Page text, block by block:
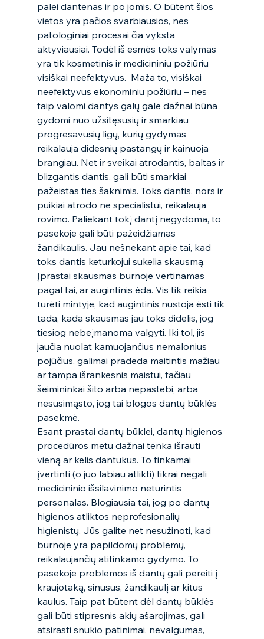
palei dantenas ir po jomis. O būtent šios
vietos yra pačios svarbiausios, nes
patologiniai procesai čia vyksta
aktyviausiai. Todėl iš esmės toks valymas
yra tik kosmetinis ir medicininiu požiūriu
visiškai neefektyvus.  Maža to, visiškai
neefektyvus ekonominiu požiūriu – nes
taip valomi dantys galų gale dažnai būna
gydomi nuo užsitęsusių ir smarkiau
progresavusių ligų, kurių gydymas
reikalauja didesnių pastangų ir kainuoja
brangiau. Net ir sveikai atrodantis, baltas ir
blizgantis dantis, gali būti smarkiai
pažeistas ties šaknimis. Toks dantis, nors ir
puikiai atrodo ne specialistui, reikalauja
rovimo. Paliekant tokį dantį negydoma, to
pasekoje gali būti pažeidžiamas
žandikaulis. Jau nešnekant apie tai, kad
toks dantis keturkojui sukelia skausmą.
Įprastai skausmas burnoje vertinamas
pagal tai, ar augintinis ėda. Vis tik reikia
turėti mintyje, kad augintinis nustoja ėsti tik
tada, kada skausmas jau toks didelis, jog
tiesiog nebeįmanoma valgyti. Iki tol, jis
jaučia nuolat kamuojančius nemalonius
pojūčius, galimai pradeda maitintis mažiau
ar tampa išrankesnis maistui, tačiau
šeimininkai šito arba nepastebi, arba
nesusimąsto, jog tai blogos dantų būklės
pasekmė.
Esant prastai dantų būklei, dantų higienos
procedūros metu dažnai tenka išrauti
vieną ar kelis dantukus. To tinkamai
įvertinti (o juo labiau atlikti) tikrai negali
medicininio išsilavinimo neturintis
personalas. Blogiausia tai, jog po dantų
higienos atliktos neprofesionalių
higienistų, Jūs galite net nesužinoti, kad
burnoje yra papildomų problemų,
reikalaujančių atitinkamo gydymo. To
pasekoje problemos iš dantų gali pereiti į
kraujotaką, sinusus, žandikaulį ar kitus
kaulus. Taip pat būtent dėl dantų būklės
gali būti stipresnis akių ašarojimas, gali
atsirasti snukio patinimai, nevalgumas,